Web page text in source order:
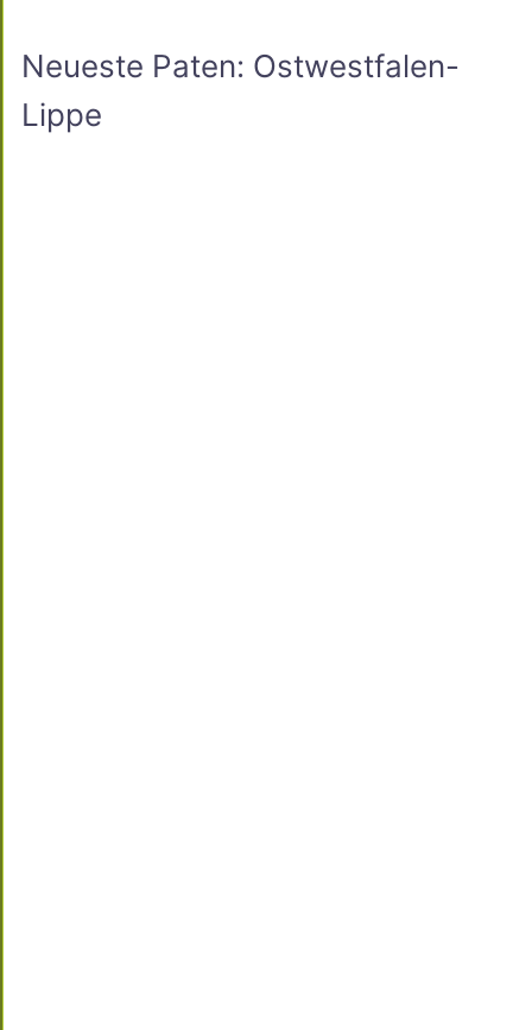
Neueste Paten: Ostwestfalen-
Lippe